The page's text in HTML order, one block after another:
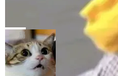
个独立于业务线程的全局通信引擎
Coding 从个人辅助工具逐步走向
级应用，企业在规模化落地过程中
可控性和代码质量提出了更高要求
安全与合规要求。对于大多数普通
有云模型能够满足快速试用和效率
但对于金融、能源、医疗等对数据
产品应用、支撑保障、专题等五大
AI算力网关（AI创新平台）成功
各业的Agent走向规模化建设，算
渐丰富，用户关注的重点也在发生
让AI用起来，还要进一步看清混合
Token花在哪里、算力是否被充分
Jeff Dean 离开 Google：一个
束，一个实验室的开始
Google 员工编号 20。
Bigtable 作者之一。TensorFlow
Gemini 的架构师。Google 首席
ean 在 Google 工作了 27 年后，
不是一个人走。一同离开的还有
局
🔥 SolonCode v2026.8.4 发布
字体可调、22 种语言、记忆搜
打开终端就能上岗的全中文编码